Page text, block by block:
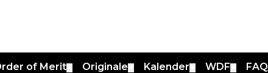
of Merit Originale Kalender WDF FAQ